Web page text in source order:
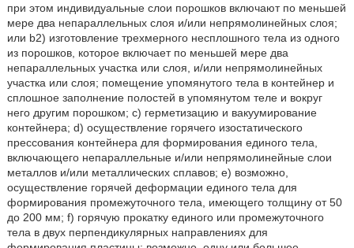
при этом индивидуальные слои порошков включают по меньшей
мере два непараллельных слоя и/или непрямолинейных слоя;
или b2) изготовление трехмерного несплошного тела из одного
из порошков, которое включает по меньшей мере два
непараллельных участка или слоя, и/или непрямолинейных
участка или слоя; помещение упомянутого тела в контейнер и
сплошное заполнение полостей в упомянутом теле и вокруг
него другим порошком; с) герметизацию и вакуумирование
контейнера; d) осуществление горячего изостатического
прессования контейнера для формирования единого тела,
включающего непараллельные и/или непрямолинейные слои
металлов и/или металлических сплавов; е) возможно,
осуществление горячей деформации единого тела для
формирования промежуточного тела, имеющего толщину от 50
до 200 мм; f) горячую прокатку единого или промежуточного
тела в двух перпендикулярных направлениях для